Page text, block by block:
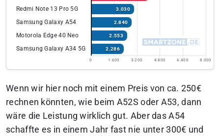
Redmi Note 13 Pro 5G 3.030
Samsung Galaxy A54 2.840
Motorola Edge 40 Neo 2.553
Samsung Galaxy A34 5G 2.286
0 1.600 3.200 4.800 6.400 8.000
Wenn wir hier noch mit einem Preis von ca. 250€
rechnen könnten, wie beim A52S oder A53, dann
wäre die Leistung wirklich gut. Aber das A54
schaffte es in einem Jahr fast nie unter 300€ und